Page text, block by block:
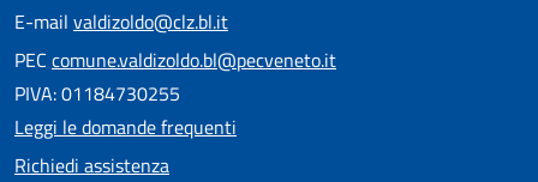
E-mail valdizoldo@clz.bl.it
PEC comune.valdizoldo.bl@pecveneto.it
PIVA: 01184730255
Leggi le domande frequenti
Richiedi assistenza